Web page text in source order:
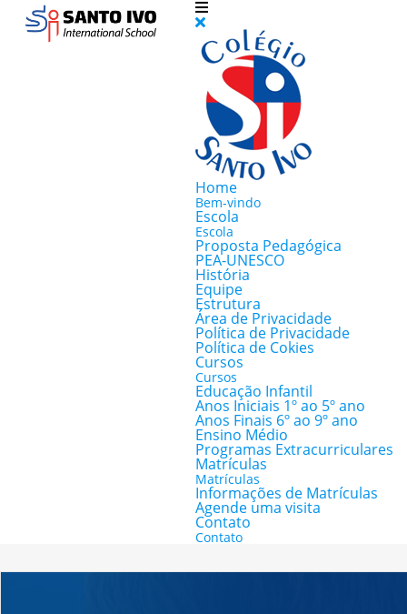
Home
Bem-vindo
Escola
Escola
Proposta Pedagógica
PEA-UNESCO
História
Equipe
Estrutura
Área de Privacidade
Política de Privacidade
Política de Cokies
Cursos
Cursos
Educação Infantil
Anos Iniciais 1º ao 5º ano
Anos Finais 6º ao 9º ano
Ensino Médio
Programas Extracurriculares
Matrículas
Matrículas
Informações de Matrículas
Agende uma visita
Contato
Contato